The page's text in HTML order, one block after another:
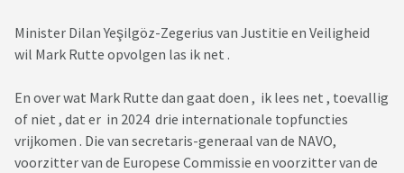
Minister Dilan Yeşilgöz-Zegerius van Justitie en Veiligheid
wil Mark Rutte opvolgen las ik net .
En over wat Mark Rutte dan gaat doen , ik lees net , toevallig
of niet , dat er in 2024 drie internationale topfuncties
vrijkomen . Die van secretaris-generaal van de NAVO,
voorzitter van de Europese Commissie en voorzitter van de